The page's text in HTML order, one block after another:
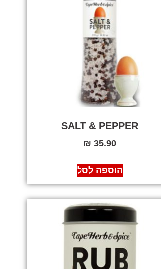
SALT & PEPPER
35.90
₪
הוספה לסל